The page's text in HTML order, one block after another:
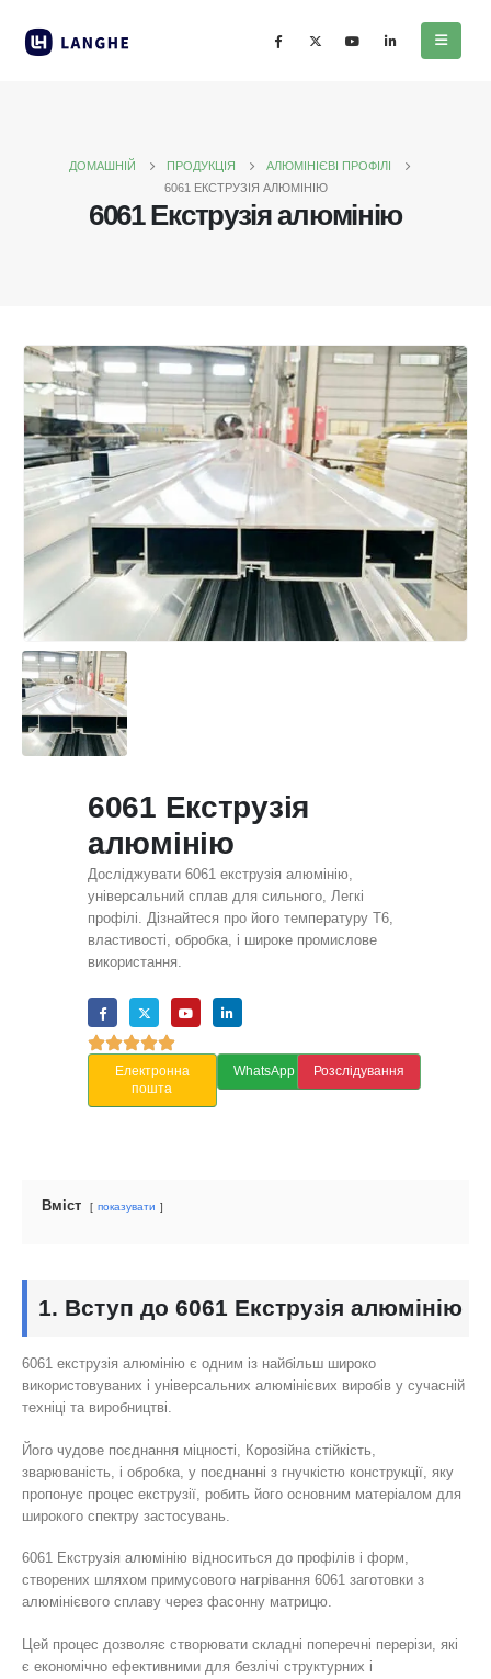
ДОМАШНІЙ ПРОДУКЦІЯ
АЛЮМІНІЄВІ ПРОФІЛІ
6061 ЕКСТРУЗІЯ АЛЮМІНІЮ
6061 Екструзія алюмінію
6061 Екструзія
алюмінію
Досліджувати 6061 екструзія алюмінію,
універсальний сплав для сильного, Легкі
профілі. Дізнайтеся про його температуру T6,
властивості, обробка, і широке промислове
використання.
Електронна
пошта
WhatsApp Розслідування
Вміст показувати
1. Вступ до 6061 Екструзія алюмінію
6061 екструзія алюмінію є одним із найбільш широко
використовуваних і універсальних алюмінієвих виробів у сучасній
техніці та виробництві.
Його чудове поєднання міцності, Корозійна стійкість,
зварюваність, і обробка, у поєднанні з гнучкістю конструкції, яку
пропонує процес екструзії, робить його основним матеріалом для
широкого спектру застосувань.
6061 Екструзія алюмінію відноситься до профілів і форм,
створених шляхом примусового нагрівання 6061 заготовки з
алюмінієвого сплаву через фасонну матрицю.
Цей процес дозволяє створювати складні поперечні перерізи, які
є економічно ефективними для безлічі структурних і